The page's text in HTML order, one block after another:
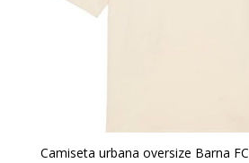
Camiseta urbana oversize Barna FC